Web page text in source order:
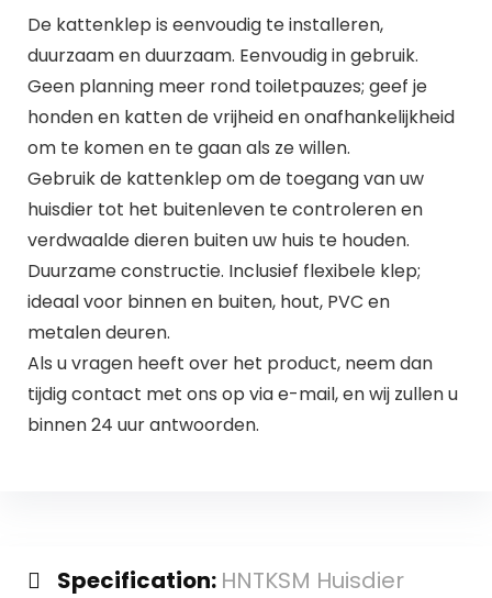
De kattenklep is eenvoudig te installeren,
duurzaam en duurzaam. Eenvoudig in gebruik.
Geen planning meer rond toiletpauzes; geef je
honden en katten de vrijheid en onafhankelijkheid
om te komen en te gaan als ze willen.
Gebruik de kattenklep om de toegang van uw
huisdier tot het buitenleven te controleren en
verdwaalde dieren buiten uw huis te houden.
Duurzame constructie. Inclusief flexibele klep;
ideaal voor binnen en buiten, hout, PVC en
metalen deuren.
Als u vragen heeft over het product, neem dan
tijdig contact met ons op via e-mail, en wij zullen u
binnen 24 uur antwoorden.
Specification: HNTKSM Huisdier